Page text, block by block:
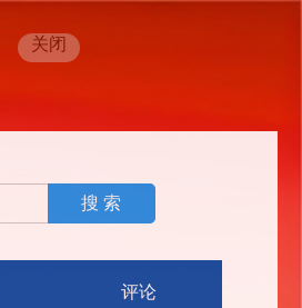
关闭
搜 索
评论